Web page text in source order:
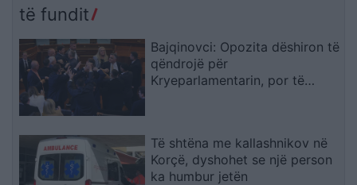
të fundit
Bajqinovci: Opozita dëshiron të
qëndrojë për
Kryeparlamentarin, por të
Të shtëna me kallashnikov në
Korçë, dyshohet se një person
ka humbur jetën